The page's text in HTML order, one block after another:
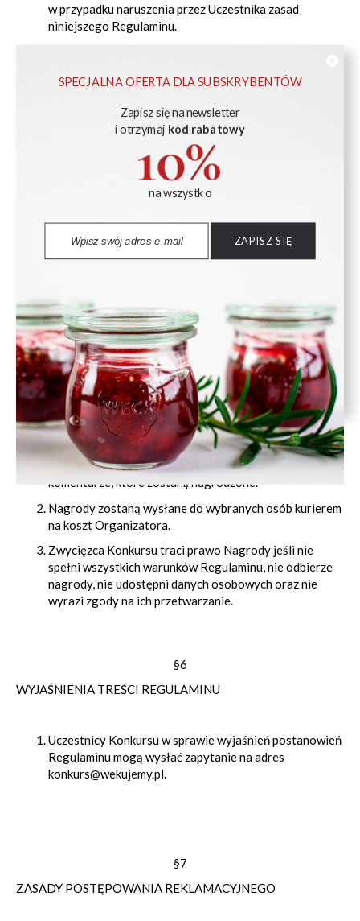
SPECJALNA OFERTA DLA SUBSKRYBENTÓW
Zapisz się na newsletter
i otrzymaj kod rabatowy
na wszystko
ZAPISZ SIĘ
w przypadku naruszenia przez Uczestnika zasad
niniejszego Regulaminu.
§4
Nagrodą w konkursie jest komplet słoików WECK
Słoik z pokrywką, uszczelką i 2 zapinkami 580 ml WECK
op. 6 szt.
Lejek WECK
§5
ZASADY OGŁOSZENIA WYNIKÓW I WRĘCZANIA NAGRÓD
W ciągu 4 dni od daty zakończenia konkursu Komisja
wybierze wśród uczestników, dwa najciekawsze
komentarze, które zostaną nagrodzone.
Nagrody zostaną wysłane do wybranych osób kurierem
na koszt Organizatora.
Zwycięzca Konkursu traci prawo Nagrody jeśli nie
spełni wszystkich warunków Regulaminu, nie odbierze
nagrody, nie udostępni danych osobowych oraz nie
wyrazi zgody na ich przetwarzanie.
§6
WYJAŚNIENIA TREŚCI REGULAMINU
Uczestnicy Konkursu w sprawie wyjaśnień postanowień
Regulaminu mogą wysłać zapytanie na adres
konkurs@wekujemy.pl.
§7
ZASADY POSTĘPOWANIA REKLAMACYJNEGO